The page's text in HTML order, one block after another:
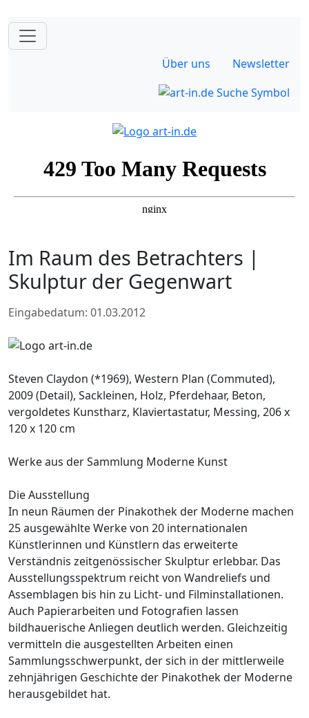
Über uns Newsletter
Im Raum des Betrachters |
Skulptur der Gegenwart
Eingabedatum: 01.03.2012
Steven Claydon (*1969), Western Plan (Commuted),
2009 (Detail), Sackleinen, Holz, Pferdehaar, Beton,
vergoldetes Kunstharz, Klaviertastatur, Messing, 206 x
120 x 120 cm
Werke aus der Sammlung Moderne Kunst
Die Ausstellung
In neun Räumen der Pinakothek der Moderne machen
25 ausgewählte Werke von 20 internationalen
Künstlerinnen und Künstlern das erweiterte
Verständnis zeitgenössischer Skulptur erlebbar. Das
Ausstellungsspektrum reicht von Wandreliefs und
Assemblagen bis hin zu Licht- und Filminstallationen.
Auch Papierarbeiten und Fotografien lassen
bildhauerische Anliegen deutlich werden. Gleichzeitig
vermitteln die ausgestellten Arbeiten einen
Sammlungsschwerpunkt, der sich in der mittlerweile
zehnjährigen Geschichte der Pinakothek der Moderne
herausgebildet hat.